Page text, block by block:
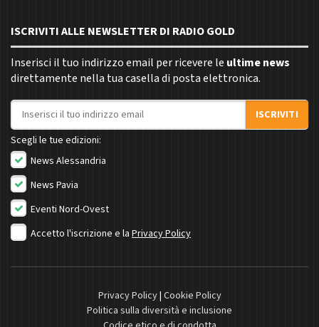
ISCRIVITI ALLE NEWSLETTER DI RADIO GOLD
Inserisci il tuo indirizzo email per ricevere le ultime news
direttamente nella tua casella di posta elettronica.
Indirizzo email
ISCRIVITI
Scegli le tue edizioni:
News Alessandria
News Pavia
Eventi Nord-Ovest
Accetto l'iscrizione e la Privacy Policy
Privacy Policy| Cookie Policy
Politica sulla diversità e inclusione